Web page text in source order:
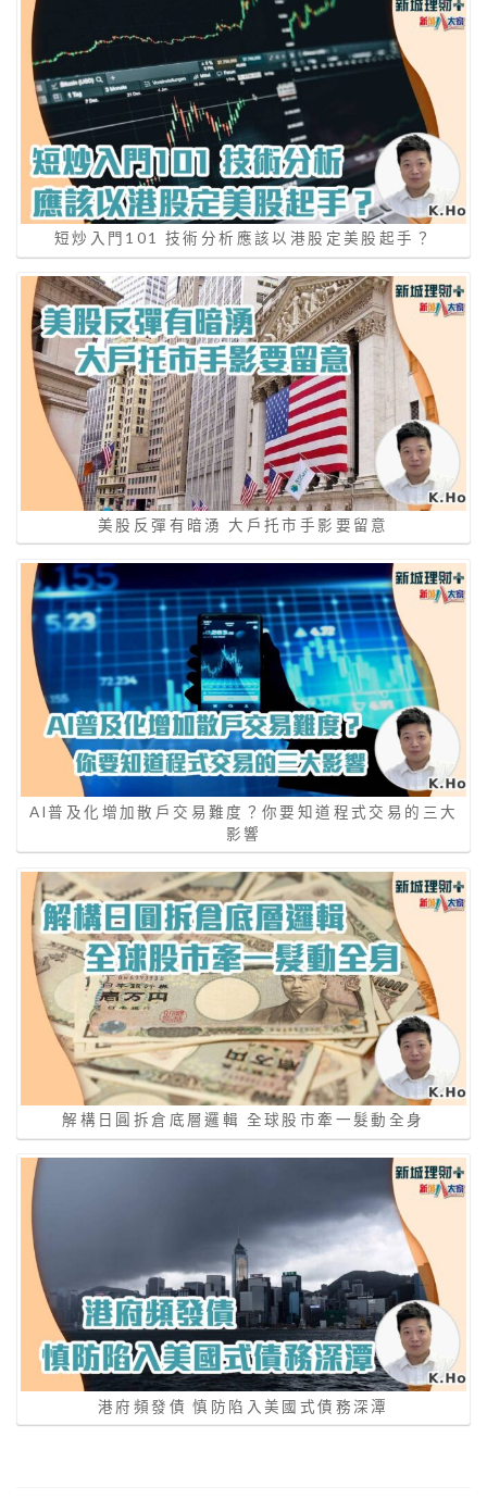
短炒入門101 技術分析應該以港股定美股起手？
美股反彈有暗湧 大戶托市手影要留意
AI普及化增加散戶交易難度？你要知道程式交易的三大
影響
解構日圓拆倉底層邏輯 全球股市牽一髮動全身
港府頻發債 慎防陷入美國式債務深潭